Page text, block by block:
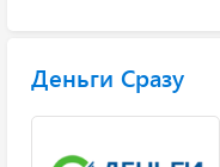
Деньги Сразу